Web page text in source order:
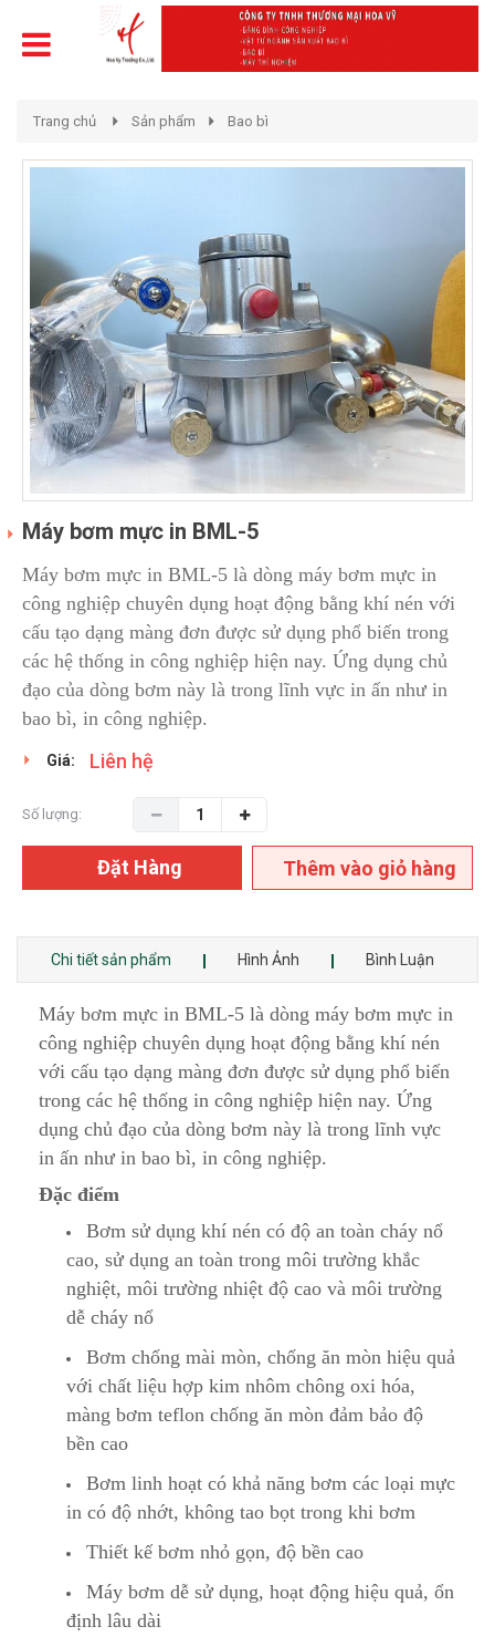
Trang chủ Sản phẩm Bao bì
Máy bơm mực in BML-5
Máy bơm mực in BML-5 là dòng máy bơm mực in
công nghiệp chuyên dụng hoạt động bằng khí nén với
cấu tạo dạng màng đơn được sử dụng phổ biến trong
các hệ thống in công nghiệp hiện nay. Ứng dụng chủ
đạo của dòng bơm này là trong lĩnh vực in ấn như in
bao bì, in công nghiệp.
Giá: Liên hệ
Số lượng:
Đặt Hàng Thêm vào giỏ hàng
Chi tiết sản phẩm Hình Ảnh Bình Luận
Máy bơm mực in BML-5 là dòng máy bơm mực in
công nghiệp chuyên dụng hoạt động bằng khí nén
với cấu tạo dạng màng đơn được sử dụng phổ biến
trong các hệ thống in công nghiệp hiện nay. Ứng
dụng chủ đạo của dòng bơm này là trong lĩnh vực
in ấn như in bao bì, in công nghiệp.
Đặc điểm
Bơm sử dụng khí nén có độ an toàn cháy nổ
cao, sử dụng an toàn trong môi trường khắc
nghiệt, môi trường nhiệt độ cao và môi trường
dễ cháy nổ
Bơm chống mài mòn, chống ăn mòn hiệu quả
với chất liệu hợp kim nhôm chông oxi hóa,
màng bơm teflon chống ăn mòn đảm bảo độ
bền cao
Bơm linh hoạt có khả năng bơm các loại mực
in có độ nhớt, không tao bọt trong khi bơm
Thiết kế bơm nhỏ gọn, độ bền cao
Máy bơm dễ sử dụng, hoạt động hiệu quả, ổn
định lâu dài